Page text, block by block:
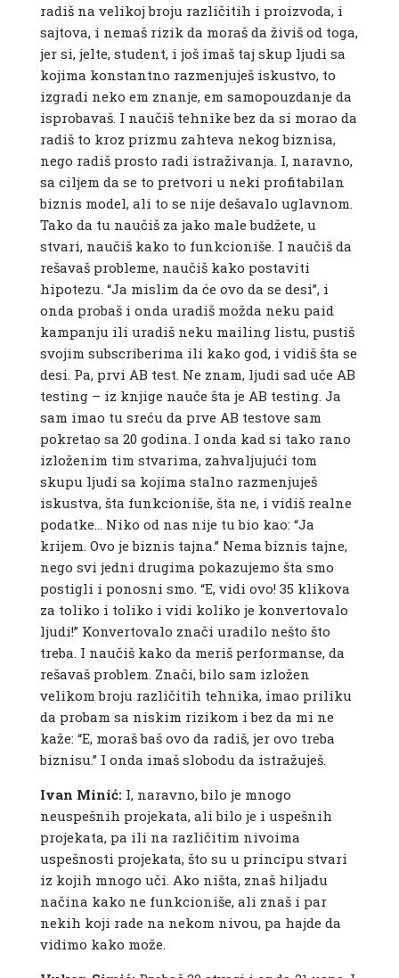
radiš na velikoj broju različitih i proizvoda, i
sajtova, i nemaš rizik da moraš da živiš od toga,
jer si, jelte, student, i još imaš taj skup ljudi sa
kojima konstantno razmenjuješ iskustvo, to
izgradi neko em znanje, em samopouzdanje da
isprobavaš. I naučiš tehnike bez da si morao da
radiš to kroz prizmu zahteva nekog biznisa,
nego radiš prosto radi istraživanja. I, naravno,
sa ciljem da se to pretvori u neki profitabilan
biznis model, ali to se nije dešavalo uglavnom.
Tako da tu naučiš za jako male budžete, u
stvari, naučiš kako to funkcioniše. I naučiš da
rešavaš probleme, naučiš kako postaviti
hipotezu. “Ja mislim da će ovo da se desi”, i
onda probaš i onda uradiš možda neku paid
kampanju ili uradiš neku mailing listu, pustiš
svojim subscriberima ili kako god, i vidiš šta se
desi. Pa, prvi AB test. Ne znam, ljudi sad uče AB
testing – iz knjige nauče šta je AB testing. Ja
sam imao tu sreću da prve AB testove sam
pokretao sa 20 godina. I onda kad si tako rano
izloženim tim stvarima, zahvaljujući tom
skupu ljudi sa kojima stalno razmenjuješ
iskustva, šta funkcioniše, šta ne, i vidiš realne
podatke… Niko od nas nije tu bio kao: “Ja
krijem. Ovo je biznis tajna.” Nema biznis tajne,
nego svi jedni drugima pokazujemo šta smo
postigli i ponosni smo. “E, vidi ovo! 35 klikova
za toliko i toliko i vidi koliko je konvertovalo
ljudi!” Konvertovalo znači uradilo nešto što
treba. I naučiš kako da meriš performanse, da
rešavaš problem. Znači, bilo sam izložen
velikom broju različitih tehnika, imao priliku
da probam sa niskim rizikom i bez da mi ne
kaže: “E, moraš baš ovo da radiš, jer ovo treba
biznisu.” I onda imaš slobodu da istražuješ.
Ivan Minić:I, naravno, bilo je mnogo
neuspešnih projekata, ali bilo je i uspešnih
projekata, pa ili na različitim nivoima
uspešnosti projekata, što su u principu stvari
iz kojih mnogo uči. Ako ništa, znaš hiljadu
načina kako ne funkcioniše, ali znaš i par
nekih koji rade na nekom nivou, pa hajde da
vidimo kako može.